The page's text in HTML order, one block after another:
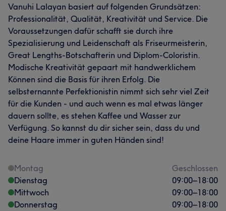
Vanuhi Lalayan basiert auf folgenden Grundsätzen:
Professionalität, Qualität, Kreativität und Service. Die
Voraussetzungen dafür schafft sie durch ihre
Spezialisierung und Leidenschaft als Friseurmeisterin,
Great Lengths-Botschafterin und Diplom-Coloristin.
Modische Kreativität gepaart mit handwerklichem
Können sind die Basis für ihren Erfolg. Die
selbsternannte Perfektionistin nimmt sich sehr viel Zeit
für die Kunden - und auch wenn es mal etwas länger
dauern sollte, es stehen Kaffee und Wasser zur
Verfügung. So kannst du dir sicher sein, dass du und
deine Haare immer in guten Händen sind!
Montag
Geschlossen
Dienstag
09:00–18:00
Mittwoch
09:00–18:00
Donnerstag
09:00–18:00